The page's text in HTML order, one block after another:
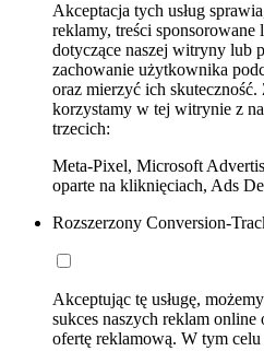
Akceptacja tych usług
reklamy, treści sponsorowane
dotyczące naszej witryny lub
zachowanie użytkownika
oraz mierzyć ich
korzystamy w tej witrynie z
trzecich:
Meta-Pixel, Microsoft
oparte na kliknięciach, Ads
Rozszerzony Conversion-
Akceptując tę usługę,
sukces naszych reklam online
ofertę reklamową. W tym